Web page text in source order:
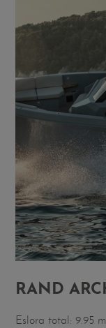
RAND
Eslora total: 9.95 m